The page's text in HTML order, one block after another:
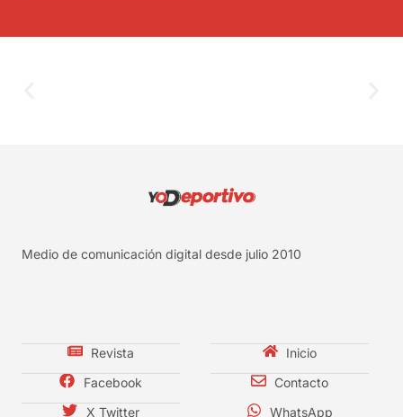
Medio de comunicación digital desde julio 2010
Revista
Facebook
X Twitter
Inicio
Contacto
WhatsApp